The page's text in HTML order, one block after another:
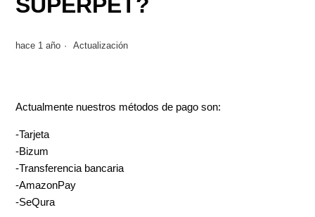
hace 1 año Actualización
Actualmente nuestros métodos de pago son:
-Tarjeta
-Bizum
-Transferencia bancaria
-AmazonPay
-SeQura